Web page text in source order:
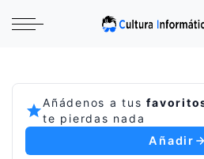
Añádenos a tus
te pierdas nada
Añadir